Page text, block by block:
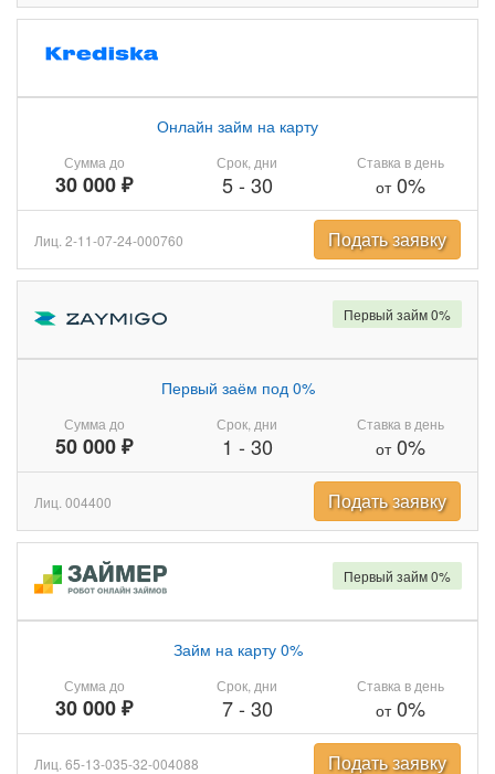
Сумма до
30 000 ₽
Онлайн займ на карту
Срок, дни
5- 30
Ставка в день
от0%
Лиц. 2-11-07-24-000760 Подать заявку
Сумма до
50 000 ₽
Первый заём под 0%
Срок, дни
1 - 30
Ставка в день
от0%
Первый займ 0%
Лиц. 004400 Подать заявку
Сумма до
30 000 ₽
Займ на карту 0%
Срок, дни
7- 30
Ставка в день
от0%
Первый займ 0%
Лиц. 65-13-035-32-004088 Подать заявку